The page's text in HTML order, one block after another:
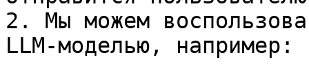
2. Мы можем
LLM-моделью, например: